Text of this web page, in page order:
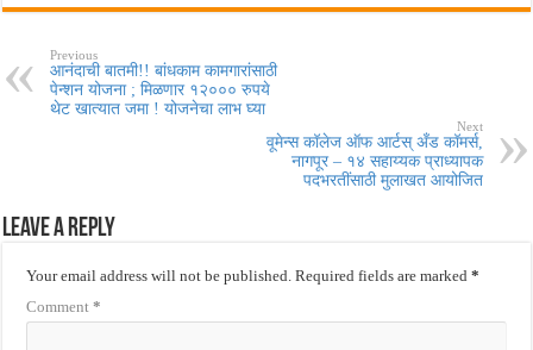
Previous
आनंदाची बातमी!! बांधकाम कामगारांसाठी
पेन्शन योजना ; मिळणार १२००० रुपये
थेट खात्यात जमा ! योजनेचा लाभ घ्या
Next
वूमेन्स कॉलेज ऑफ आर्टस् अँड कॉमर्स,
नागपूर – १४ सहाय्यक प्राध्यापक
पदभरतींसाठी मुलाखत आयोजित
Leave a Reply
Your email address will not be published. Required fields are marked*
Comment*